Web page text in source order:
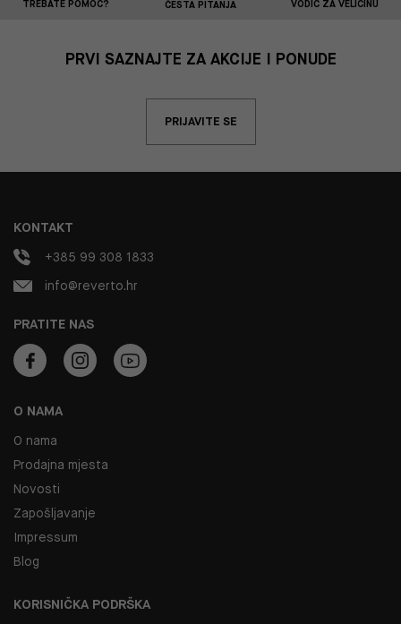
TREBATE POMOĆ? ČESTA PITANJA VODIČ ZA VELIČINU
PRVI SAZNAJTE ZA AKCIJE I PONUDE
PRIJAVITE SE
O NAMA
O nama
Prodajna mjesta
Novosti
Zapošljavanje
Impressum
Blog
KORISNIČKA PODRŠKA
PRATITE NAS
KONTAKT
+385 99 308 1833
info@reverto.hr